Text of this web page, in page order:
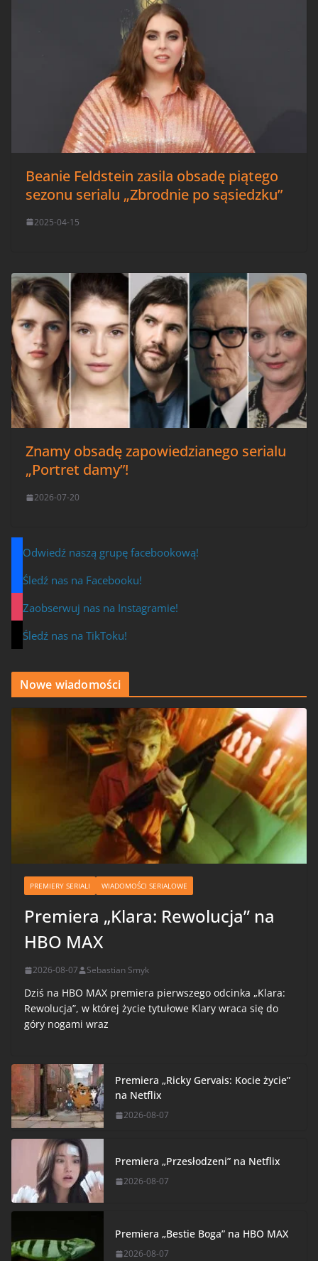
Beanie Feldstein zasila obsadę piątego
sezonu serialu „Zbrodnie po sąsiedzku”
2025-04-15
Znamy obsadę zapowiedzianego serialu
„Portret damy”!
2026-07-20
Odwiedź naszą grupę facebookową!
Śledź nas na Facebooku!
Zaobserwuj nas na Instagramie!
Śledź nas na TikToku!
Nowe wiadomości
PREMIERY SERIALI WIADOMOŚCI SERIALOWE
Premiera „Klara: Rewolucja” na
HBO MAX
2026-08-07 Sebastian Smyk
Dziś na HBO MAX premiera pierwszego odcinka „Klara:
Rewolucja”, w której życie tytułowe Klary wraca się do
góry nogami wraz
Premiera „Ricky Gervais: Kocie życie”
na Netflix
2026-08-07
Premiera „Przesłodzeni” na Netflix
2026-08-07
Premiera „Bestie Boga” na HBO MAX
2026-08-07